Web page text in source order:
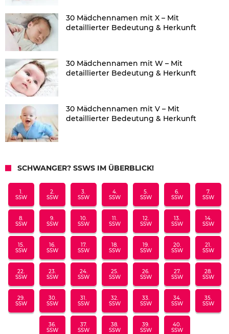
30 Mädchennamen mit X – Mit
detaillierter Bedeutung & Herkunft
30 Mädchennamen mit W – Mit
detaillierter Bedeutung & Herkunft
30 Mädchennamen mit V – Mit
detaillierter Bedeutung & Herkunft
SCHWANGER? SSWS IM ÜBERBLICK!
1.
SSW
2.
SSW
3.
SSW
4.
SSW
5.
SSW
6.
SSW
7.
SSW
8.
SSW
9.
SSW
10.
SSW
11.
SSW
12.
SSW
13.
SSW
14.
SSW
15.
SSW
16.
SSW
17.
SSW
18.
SSW
19.
SSW
20.
SSW
21.
SSW
22.
SSW
23.
SSW
24.
SSW
25.
SSW
26.
SSW
27.
SSW
28.
SSW
29.
SSW
30.
SSW
31.
SSW
32.
SSW
33.
SSW
34.
SSW
35.
SSW
36.
SSW
37.
SSW
38.
SSW
39.
SSW
40.
SSW